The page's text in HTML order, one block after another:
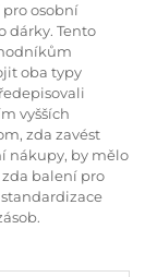
osobní
dárky. Tento
oba typy
vyšších
zda zavést
nákupy, by mělo
balení pro